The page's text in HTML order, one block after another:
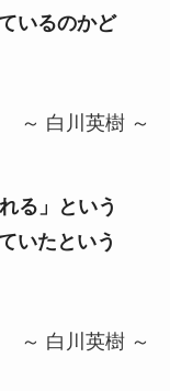
いるのかど
～ 白川英樹 ～
る」という
いたという
～ 白川英樹 ～